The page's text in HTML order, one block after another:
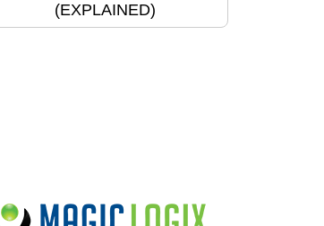
(EXPLAINED)